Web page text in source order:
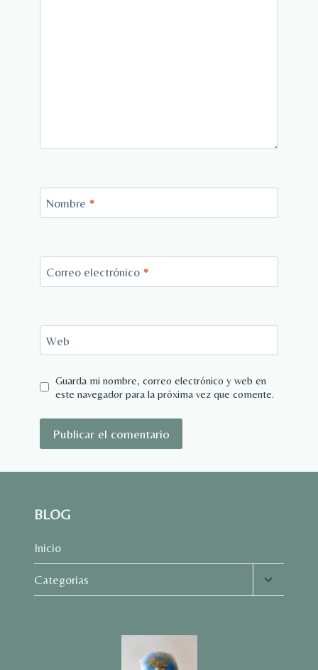
Nombre *
Correo electrónico *
Web
Guarda mi nombre, correo electrónico y web en
este navegador para la próxima vez que comente.
BLOG
Inicio
Categorias
Alternar
menú